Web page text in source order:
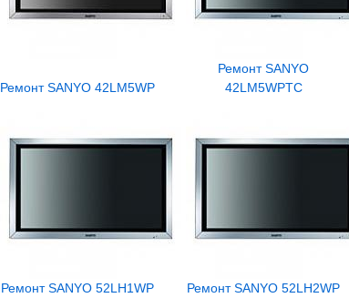
Ремонт SANYO 42LM5WP
Ремонт SANYO
42LM5WPTC
Ремонт SANYO 52LH1WP Ремонт SANYO 52LH2WP